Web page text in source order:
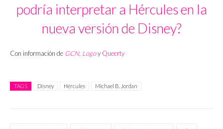
podría interpretar a Hércules en la
nueva versión de Disney?
Con información de GCN, Logoy Queerty
TAGS Disney Hércules Michael B. Jordan